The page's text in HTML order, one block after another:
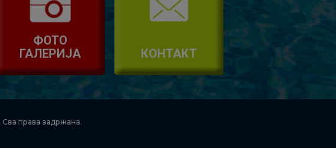
ФОТО
ГАЛЕРИЈА
КОНТАКТ
права задржана.